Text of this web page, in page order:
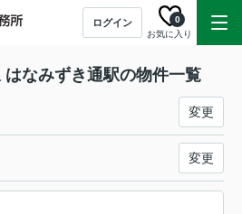
ログイン
お気に入り
0
なみずき通駅の物件一覧
変更
変更